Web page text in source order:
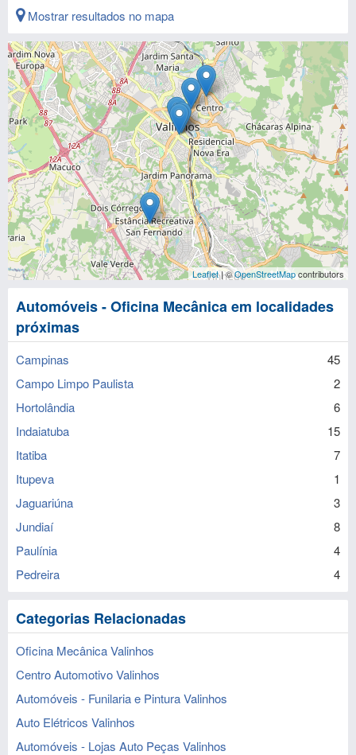
Mostrar resultados no mapa
Leaflet| ©OpenStreetMapcontributors
Automóveis - Oficina Mecânica em localidades
próximas
Campinas
45
Campo Limpo Paulista
2
Hortolândia
6
Indaiatuba
15
Itatiba
7
Itupeva
1
Jaguariúna
3
Jundiaí
8
Paulínia
4
Pedreira
4
Categorias Relacionadas
Oficina Mecânica Valinhos
Centro Automotivo Valinhos
Automóveis - Funilaria e Pintura Valinhos
Auto Elétricos Valinhos
Automóveis - Lojas Auto Peças Valinhos